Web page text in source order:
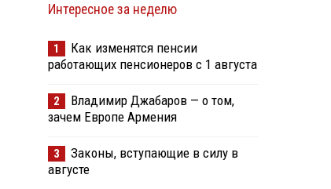
Интересное за неделю
1
Как изменятся пенсии
работающих пенсионеров с 1 августа
2
Владимир Джабаров — о том,
зачем Европе Армения
3
Законы, вступающие в силу в
августе